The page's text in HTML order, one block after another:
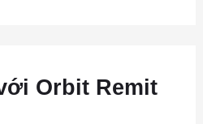
Orbit Remit